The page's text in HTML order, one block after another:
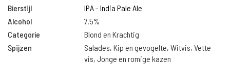
Bierstijl
IPA - India Pale Ale
Alcohol
7.5%
Categorie
Blond en Krachtig
Spijzen
Salades, Kip en gevogelte, Witvis, Vette
vis, Jonge en romige kazen